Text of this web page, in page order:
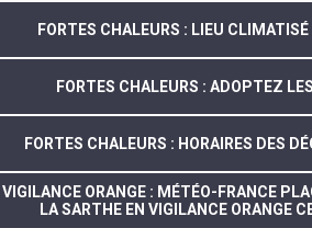
FORTES CHALEURS : LIEU
FORTES CHALEURS : ADOPTEZ
FORTES CHALEURS : HORAIRES DES
VIGILANCE ORANGE : MÉTÉO-FRANCE
LA SARTHE EN VIGILANCE ORANGE